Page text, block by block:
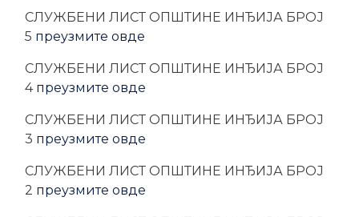
CЛУЖБЕНИ ЛИСТ ОПШТИНЕ ИНЂИЈА БРОЈ
5 преузмите овде
CЛУЖБЕНИ ЛИСТ ОПШТИНЕ ИНЂИЈА БРОЈ
4 преузмите овде
CЛУЖБЕНИ ЛИСТ ОПШТИНЕ ИНЂИЈА БРОЈ
3 преузмите овде
CЛУЖБЕНИ ЛИСТ ОПШТИНЕ ИНЂИЈА БРОЈ
2 преузмите овде